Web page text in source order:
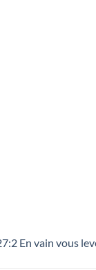
En vain vous